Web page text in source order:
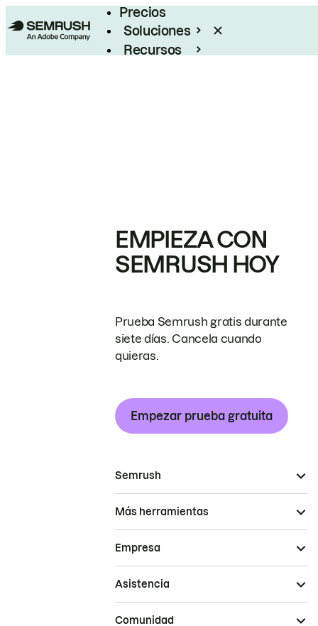
Precios
Soluciones
Recursos
EMPIEZA CON
SEMRUSH HOY
Prueba Semrush gratis durante
siete días. Cancela cuando
quieras.
Empezar prueba gratuita
Semrush
Más herramientas
Empresa
Asistencia
Comunidad